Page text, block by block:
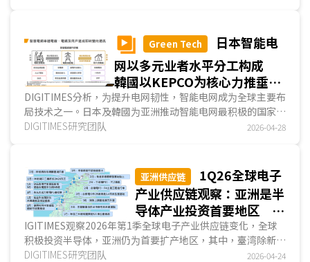
Heven AeroTech、法商H3 Dynamics等，以续航力5小时为
分界点，市场呈「多旋翼先行、VTOL跟进」发展格局。...
Green Tech
日本智能电
网以多元业者水平分工构成
韓國以KEPCO为核心力推垂直
整合架构
DIGITIMES分析，为提升电网韧性，智能电网成为全球主要布
局技术之一。日本及韓國为亚洲推动智能电网最积极的国家，
并各自发展出不同商业路径。日本智能电网体系呈水平分工架
垂直整合模式，产通部主导政策与资金投入、KEPCO集中掌
握电网营运与决策权、重电业者依其需求进行技术研发与建置
执行，整体产业结构以电力公司为核心。...
DIGITIMES研究团队 2026-04-28
亚洲供应链
1Q26全球电子
产业供应链观察：亚洲是半
导体产业投资首要地区 欧
美地区业者收购动态成为焦
点
IGITIMES观察2026年第1季全球电子产业供应链变化，全球
积极投资半导体，亚洲仍为首要扩产地区，其中，臺湾除新竹
科学园区外，臺中与嘉义、臺南与高雄等也成为业者积极投资
DIGITIMES研究团队 2026-04-24